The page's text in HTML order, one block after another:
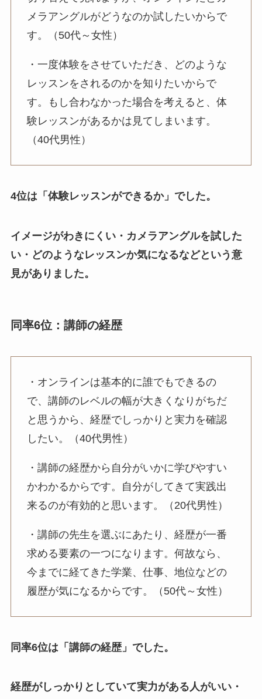
メラアングルがどうなのか試したいからで
す。（50代～女性）
・一度体験をさせていただき、どのような
レッスンをされるのかを知りたいからで
す。もし合わなかった場合を考えると、体
験レッスンがあるかは見てしまいます。
（40代男性）
4位は「体験レッスンができるか」でした。
イメージがわきにくい・カメラアングルを試した
い・どのようなレッスンか気になるなどという意
見がありました。
同率6位：講師の経歴
・オンラインは基本的に誰でもできるの
で、講師のレベルの幅が大きくなりがちだ
と思うから、経歴でしっかりと実力を確認
したい。（40代男性）
・講師の経歴から自分がいかに学びやすい
かわかるからです。自分がしてきて実践出
来るのが有効的と思います。（20代男性）
・講師の先生を選ぶにあたり、経歴が一番
求める要素の一つになります。何故なら、
今までに経てきた学業、仕事、地位などの
履歴が気になるからです。（50代～女性）
同率6位は「講師の経歴」でした。
経歴がしっかりとしていて実力がある人がいい・